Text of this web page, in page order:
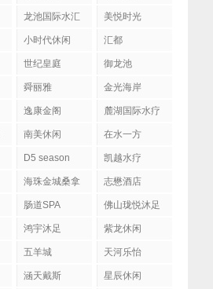
龙池国际水汇 美悦时光
小时代休闲 汇都
世纪皇庭 御龙池
舜丽雅 金光海岸
逸康金阁 麓湖国际水疗
南美休闲 在水一方
D5 season 凯越水疗
海珠金城桑拿 志懋酒店
肠道SPA 佛山珑悦沐足
鸿宇沐足 紫龙休闲
五羊城 天河乐怡
涵天戴斯 星辰休闲